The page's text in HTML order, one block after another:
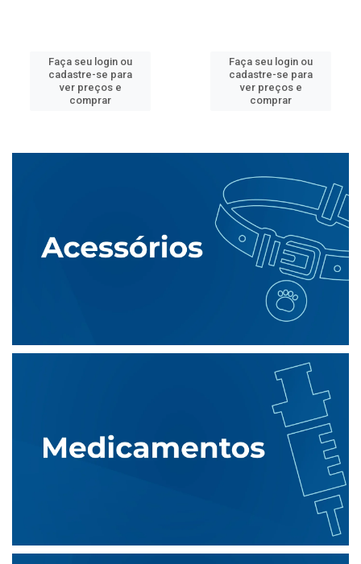
Faça seu login ou
cadastre-se para
ver preços e
comprar
Faça seu login ou
cadastre-se para
ver preços e
comprar